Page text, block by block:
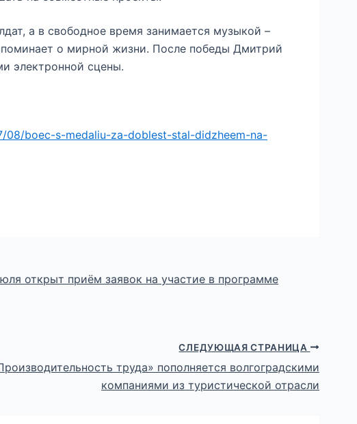
а в свободное время занимается музыкой –
о мирной жизни. После победы Дмитрий
электронной сцены.
08/boec-s-medaliu-za-doblest-stal-didzheem-na-
открыт приём заявок на участие в программе
СЛЕДУЮЩАЯ СТРАНИЦА
труда» пополняется волгоградскими
компаниями из туристической отрасли